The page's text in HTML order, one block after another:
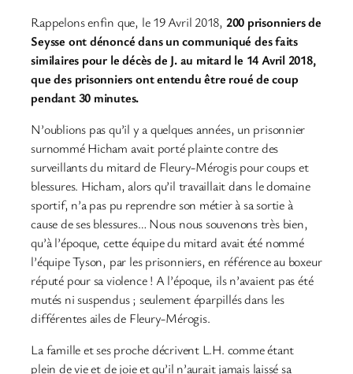
Rappelons enfin que, le 19 Avril 2018, 200 prisonniers de
Seysse ont dénoncé dans un communiqué des faits
similaires pour le décès de J. au mitard le 14 Avril 2018,
que des prisonniers ont entendu être roué de coup
pendant 30 minutes.
N’oublions pas qu’il y a quelques années, un prisonnier
surnommé Hicham avait porté plainte contre des
surveillants du mitard de Fleury-Mérogis pour coups et
blessures. Hicham, alors qu’il travaillait dans le domaine
sportif, n’a pas pu reprendre son métier à sa sortie à
cause de ses blessures… Nous nous souvenons très bien,
qu’à l’époque, cette équipe du mitard avait été nommé
l’équipe Tyson, par les prisonniers, en référence au boxeur
réputé pour sa violence ! A l’époque, ils n’avaient pas été
mutés ni suspendus ; seulement éparpillés dans les
différentes ailes de Fleury-Mérogis.
La famille et ses proche décrivent L.H. comme étant
plein de vie et de joie et qu’il n’aurait jamais laissé sa